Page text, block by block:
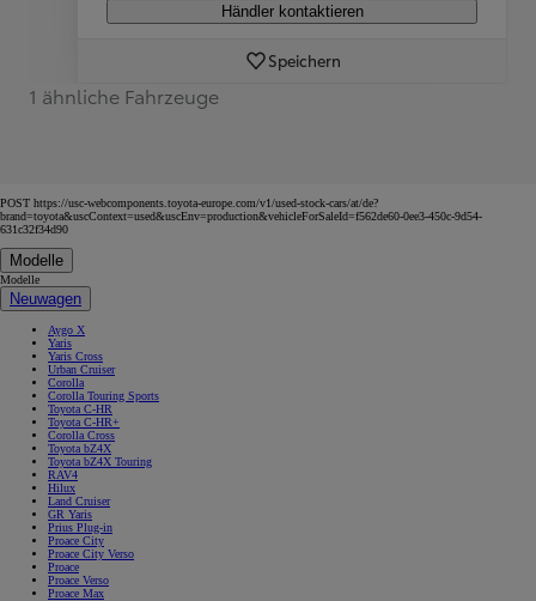
Händler kontaktieren
Speichern
1 ähnliche Fahrzeuge
POST https://usc-webcomponents.toyota-europe.com/v1/used-stock-cars/at/de?
brand=toyota&uscContext=used&uscEnv=production&vehicleForSaleId=f562de60-0ee3-450c-9d54-
631c32f34d90
Modelle
Modelle
Neuwagen
Aygo X
Yaris
Yaris Cross
Urban Cruiser
Corolla
Corolla Touring Sports
Toyota C-HR
Toyota C-HR+
Corolla Cross
Toyota bZ4X
Toyota bZ4X Touring
RAV4
Hilux
Land Cruiser
GR Yaris
Prius Plug-in
Proace City
Proace City Verso
Proace
Proace Verso
Proace Max